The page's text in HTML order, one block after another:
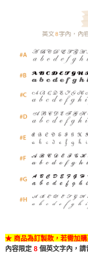
★ 商品為訂製款，若需加
內容限定 8 個英文字內，請